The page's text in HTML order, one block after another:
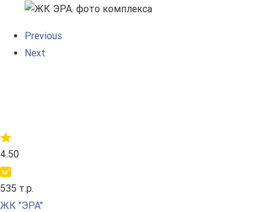
Previous
Next
4.50
535 т.р.
ЖК "ЭРА"